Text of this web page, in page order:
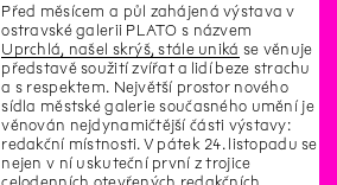
Před měsícem a půl zahájená výstava v
ostravské galerii PLATO s názvem
Uprchlá, našel skrýš, stále uniká se věnuje
představě soužití zvířat a lidí beze strachu
a s respektem. Největší prostor nového
sídla městské galerie současného umění je
věnován nejdynamičtější části výstavy:
redakční místnosti. V pátek 24. listopadu se
nejen v ní uskuteční první z trojice